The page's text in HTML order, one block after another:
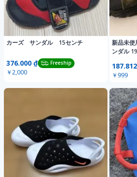
カーズ サンダル 15センチ
376.000 ₫ Freeship
￥2,000
新品未
ンダル
￥999